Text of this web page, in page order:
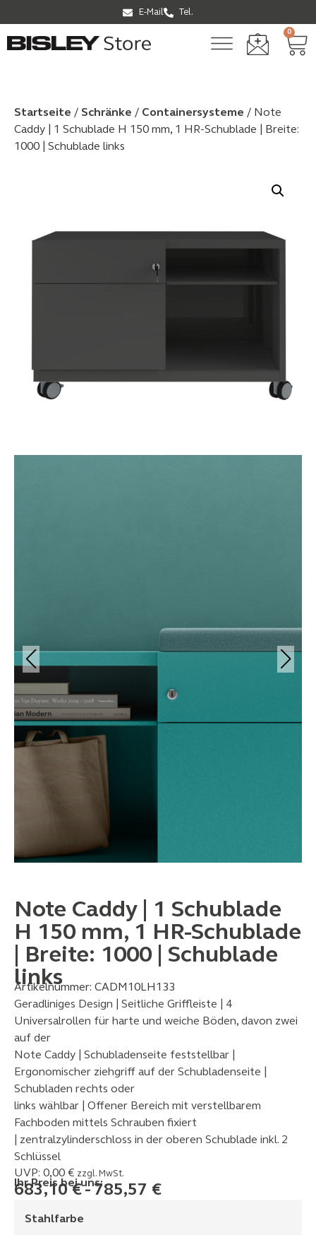
E-Mail Tel.
0
Startseite / Schränke / Container­systeme / Note
Caddy | 1 Schublade H 150 mm, 1 HR-Schublade | Breite:
1000 | Schublade links
Note Caddy | 1 Schublade
H 150 mm, 1 HR-Schublade
| Breite: 1000 | Schublade
links
Artikelnummer: CADM10LH133
Geradliniges Design | Seitliche Griffleiste | 4
Universalrollen für harte und weiche Böden, davon zwei
auf der
Note Caddy | Schubladenseite feststellbar |
Ergonomischer ziehgriff auf der Schubladenseite |
Schubladen rechts oder
links wählbar | Offener Bereich mit verstellbarem
Fachboden mittels Schrauben fixiert
| zentralzylinderschloss in der oberen Schublade inkl. 2
Schlüssel
UVP: 0,00 € zzgl. MwSt.
Ihr Preis bei uns:
683,10€-785,57 €
Stahlfarbe